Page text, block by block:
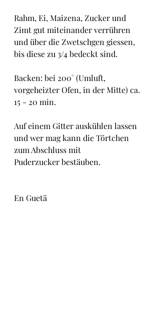
Rahm, Ei, Maizena, Zucker und
Zimt gut miteinander verrühren
und über die Zwetschgen giessen,
bis diese zu 3/4 bedeckt sind.
Backen: bei 200° (Umluft,
vorgeheizter Ofen, in der Mitte) ca.
15 - 20 min.
Auf einem Gitter auskühlen lassen
und wer mag kann die Törtchen
zum Abschluss mit
Puderzucker bestäuben.
En Guetä